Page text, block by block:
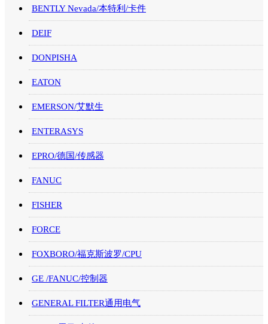
BENTLY Nevada/本特利/卡件
DEIF
DONPISHA
EATON
EMERSON/艾默生
ENTERASYS
EPRO/德国/传感器
FANUC
FISHER
FORCE
FOXBORO/福克斯波罗/CPU
GE /FANUC/控制器
GENERAL FILTER通用电气